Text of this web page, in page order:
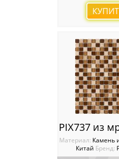
Материал: Камень
Китай Бренд: